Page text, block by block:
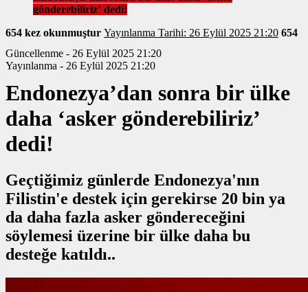
gönderebiliriz’ dedi!
654 kez okunmuştur
Yayınlanma Tarihi: 26 Eylül 2025 21:20 654
Güncellenme - 26 Eylül 2025 21:20
Yayınlanma - 26 Eylül 2025 21:20
Endonezya’dan sonra bir ülke
daha ‘asker gönderebiliriz’
dedi!
Geçtiğimiz günlerde Endonezya'nın
Filistin'e destek için gerekirse 20 bin ya
da daha fazla asker göndereceğini
söylemesi üzerine bir ülke daha bu
desteğe katıldı..